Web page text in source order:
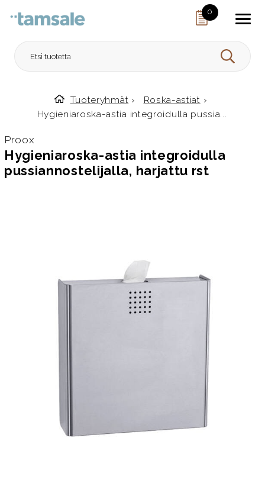
0
HAE
Etusivulle
Tuoteryhmät › Roska-astiat ›
Hygieniaroska-astia integroidulla pussia...
Proox
Hygieniaroska-astia integroidulla
pussiannostelijalla, harjattu rst